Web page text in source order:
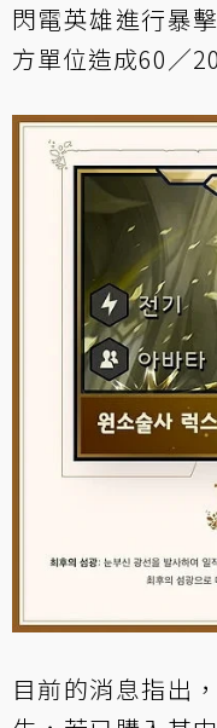
閃電英雄進行暴
方單位造成60／
目前的消息指出